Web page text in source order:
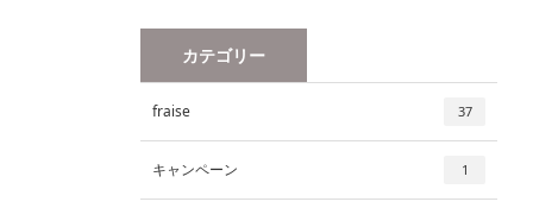
カテゴリー
fraise 37
キャンペーン 1